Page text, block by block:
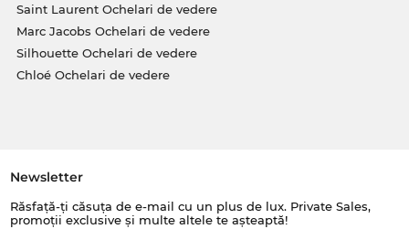
Saint Laurent Ochelari de vedere
Marc Jacobs Ochelari de vedere
Silhouette Ochelari de vedere
Chloé Ochelari de vedere
Newsletter
Răsfață-ți căsuța de e-mail cu un plus de lux. Private Sales,
promoții exclusive și multe altele te așteaptă!